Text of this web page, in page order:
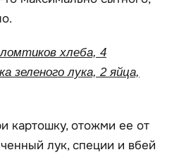
хлеба, 4
зеленого лука, 2 яйца,
картошку, отожми ее от
лук, специи и вбей